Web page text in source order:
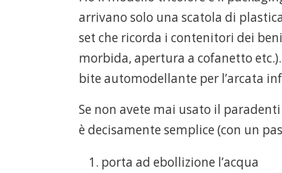
arrivano solo una scatola di
set che ricorda i contenitori dei
morbida, apertura a cofanetto
bite automodellante per l’arcata
Se non avete mai usato il
è decisamente semplice (con un
porta ad ebollizione l’acqua